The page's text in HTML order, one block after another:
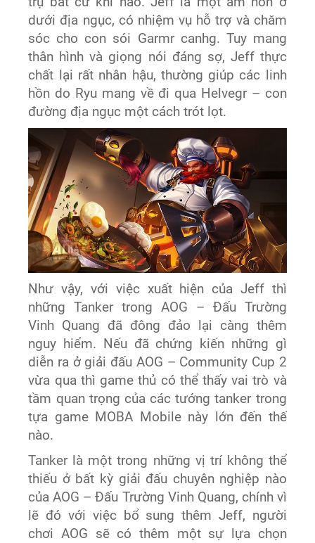
dưới địa ngục, có nhiệm vụ hỗ trợ và chăm
sóc cho con sói Garmr canhg. Tuy mang
thân hình và giọng nói đáng sợ, Jeff thực
chất lại rất nhân hậu, thường giúp các linh
hồn do Ryu mang về đi qua Helvegr – con
đường địa ngục một cách trót lọt.
Như vậy, với việc xuất hiện của Jeff thì
những Tanker trong AOG – Đấu Trường
Vinh Quang đã đông đảo lại càng thêm
nguy hiểm. Nếu đã chứng kiến những gì
diễn ra ở giải đấu AOG – Community Cup 2
vừa qua thì game thủ có thể thấy vai trò và
tầm quan trọng của các tướng tanker trong
tựa game MOBA Mobile này lớn đến thế
nào.
Tanker là một trong những vị trí không thể
thiếu ở bất kỳ giải đấu chuyên nghiệp nào
của AOG – Đấu Trường Vinh Quang, chính vì
lẽ đó với việc bổ sung thêm Jeff, người
chơi AOG sẽ có thêm một sự lựa chọn